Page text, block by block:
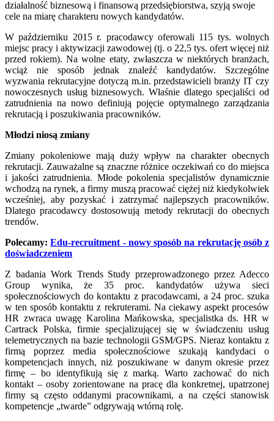
działalność biznesową i finansową przedsiębiorstwa, szyją swoje
cele na miarę charakteru nowych kandydatów.
W październiku 2015 r. pracodawcy oferowali 115 tys. wolnych
miejsc pracy i aktywizacji zawodowej (tj. o 22,5 tys. ofert więcej niż
przed rokiem). Na wolne etaty, zwłaszcza w niektórych branżach,
wciąż nie sposób jednak znaleźć kandydatów. Szczególne
wyzwania rekrutacyjne dotyczą m.in. przedstawicieli branży IT czy
nowoczesnych usług biznesowych. Właśnie dlatego specjaliści od
zatrudnienia na nowo definiują pojęcie optymalnego zarządzania
rekrutacją i poszukiwania pracowników.
Młodzi niosą zmiany
Zmiany pokoleniowe mają duży wpływ na charakter obecnych
rekrutacji. Zauważalne są znaczne różnice oczekiwań co do miejsca
i jakości zatrudnienia. Młode pokolenia specjalistów dynamicznie
wchodzą na rynek, a firmy muszą pracować ciężej niż kiedykolwiek
wcześniej, aby pozyskać i zatrzymać najlepszych pracowników.
Dlatego pracodawcy dostosowują metody rekrutacji do obecnych
trendów.
Polecamy:Edu-recruitment - nowy sposób na rekrutację osób z
doświadczeniem
Z badania Work Trends Study przeprowadzonego przez Adecco
Group wynika, że 35 proc. kandydatów używa sieci
społecznościowych do kontaktu z pracodawcami, a 24 proc. szuka
w ten sposób kontaktu z rekruterami. Na ciekawy aspekt procesów
HR zwraca uwagę Karolina Mańkowska, specjalistka ds. HR w
Cartrack Polska, firmie specjalizującej się w świadczeniu usług
telemetrycznych na bazie technologii GSM/GPS. Nieraz kontaktu z
firmą poprzez media społecznościowe szukają kandydaci o
kompetencjach innych, niż poszukiwane w danym okresie przez
firmę – bo identyfikują się z marką. Warto zachować do nich
kontakt – osoby zorientowane na pracę dla konkretnej, upatrzonej
firmy są często oddanymi pracownikami, a na części stanowisk
kompetencje „twarde” odgrywają wtórną rolę.